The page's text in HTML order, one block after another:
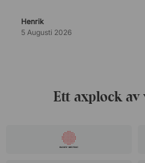
Henrik
5 Augusti 2026
Ett axplock av